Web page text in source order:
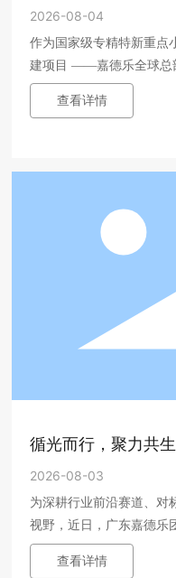
大健康产业总部，
2026-08-04
作为国家级专精特新重点
建项目 ——嘉德乐全球总
查看详情
循光而行，聚力共
股份有限公司交流学
2026-08-03
为深耕行业前沿赛道、对
视野，近日，广东嘉德乐
深度走访交流活动，近距
融合、创新发展的全新合
查看详情